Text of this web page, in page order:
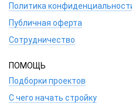
Политика
Публичная оферта
Сотрудничество
ПОМОЩЬ
Подборки проектов
С чего начать стройку